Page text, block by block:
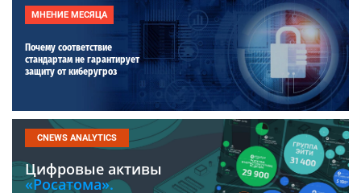
МНЕНИЕ МЕСЯЦА
Почему соответствие
стандартам не гарантирует
защиту от киберугроз
CNEWS ANALYTICS
Цифровые активы
«Росатома».